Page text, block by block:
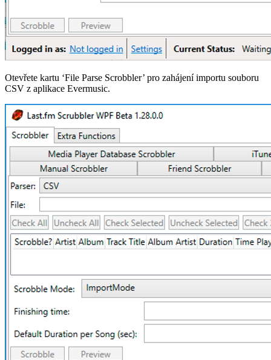
Otevřete kartu ‘File Parse Scrobbler’ pro zahájení importu souboru
CSV z aplikace Evermusic.